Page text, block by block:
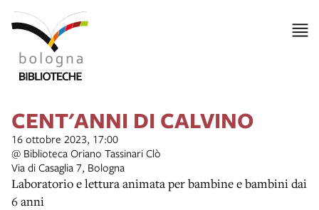
CENT'ANNI DI CALVINO
16 ottobre 2023, 17:00
@ Biblioteca Oriano Tassinari Clò
Via di Casaglia 7, Bologna
Laboratorio e lettura animata per bambine e bambini dai
6 anni